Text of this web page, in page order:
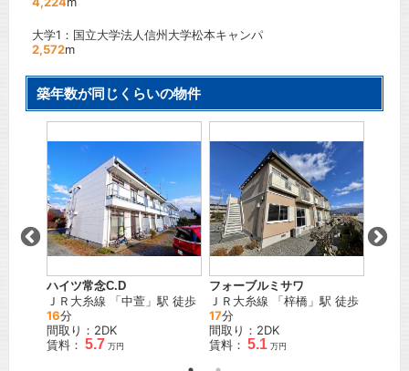
大学1：国立大学法人信州大学松本キャンパ
2,572m
築年数が同じくらいの物件
ハイツ常念C.D
ＪＲ大糸線 「中萱 」駅 徒歩
16分
間取り：2DK
賃料： 5.7 万円
フォーブルミサワ
ＪＲ大糸線 「梓橋 」駅 徒歩
17分
間取り：2DK
賃料： 5.1 万円